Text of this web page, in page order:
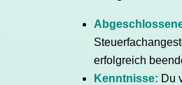
erfolgreich
Kenntnisse: Du